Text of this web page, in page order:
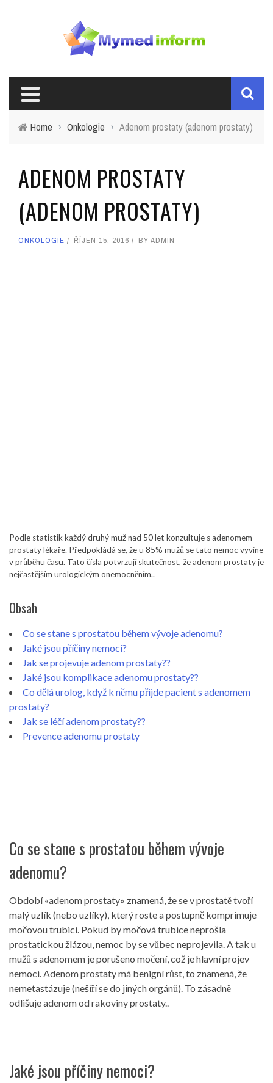
Home › Onkologie › Adenom prostaty (adenom prostaty)
ADENOM PROSTATY
(ADENOM PROSTATY)
ONKOLOGIE ŘÍJEN 15, 2016 BY ADMIN
Podle statistik každý druhý muž nad 50 let konzultuje s adenomem
prostaty lékaře. Předpokládá se, že u 85% mužů se tato nemoc vyvine
v průběhu času. Tato čísla potvrzují skutečnost, že adenom prostaty je
nejčastějším urologickým onemocněním..
Obsah
Co se stane s prostatou během vývoje adenomu?
Jaké jsou příčiny nemoci?
Jak se projevuje adenom prostaty??
Jaké jsou komplikace adenomu prostaty??
Co dělá urolog, když k němu přijde pacient s adenomem
prostaty?
Jak se léčí adenom prostaty??
Prevence adenomu prostaty
Co se stane s prostatou během vývoje
adenomu?
Období «adenom prostaty» znamená, že se v prostatě tvoří
malý uzlík (nebo uzlíky), který roste a postupně komprimuje
močovou trubici. Pokud by močová trubice neprošla
prostatickou žlázou, nemoc by se vůbec neprojevila. A tak u
mužů s adenomem je porušeno močení, což je hlavní projev
nemoci. Adenom prostaty má benigní růst, to znamená, že
nemetastázuje (nešíří se do jiných orgánů). To zásadně
odlišuje adenom od rakoviny prostaty..
Jaké jsou příčiny nemoci?